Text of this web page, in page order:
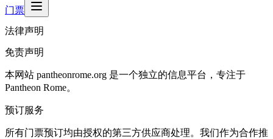
门票
法律声明
免责声明
本网站 pantheonrome.org 是一个独立的信息平台，专注于
Pantheon Rome。
预订服务
所有门票预订均由授权的第三方供应商处理。我们作为合作推